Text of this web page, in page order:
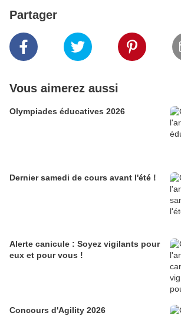
Partager
Vous aimerez aussi
Olympiades éducatives 2026
Dernier samedi de cours avant l'été !
Alerte canicule : Soyez vigilants pour
eux et pour vous !
Concours d'Agility 2026